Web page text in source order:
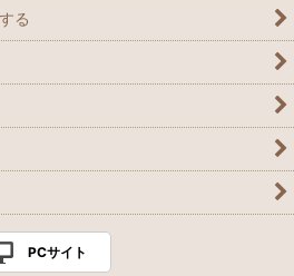
る
PCサイト